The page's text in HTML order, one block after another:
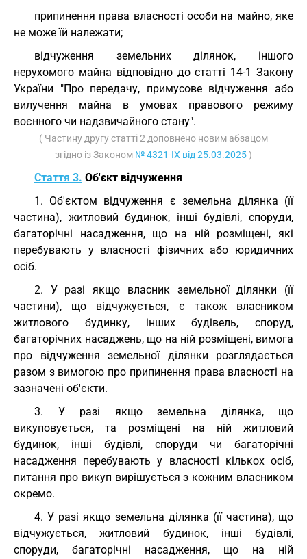
припинення права власності особи на майно, яке
не може їй належати;
відчуження земельних ділянок, іншого
нерухомого майна відповідно до статті 14-1 Закону
України "Про передачу, примусове відчуження або
вилучення майна в умовах правового режиму
воєнного чи надзвичайного стану".
( Частину другу статті 2 доповнено новим абзацом
згідно із Законом № 4321-IX від 25.03.2025)
Стаття 3. Об'єкт відчуження
1. Об'єктом відчуження є земельна ділянка (її
частина), житловий будинок, інші будівлі, споруди,
багаторічні насадження, що на ній розміщені, які
перебувають у власності фізичних або юридичних
осіб.
2. У разі якщо власник земельної ділянки (її
частини), що відчужується, є також власником
житлового будинку, інших будівель, споруд,
багаторічних насаджень, що на ній розміщені, вимога
про відчуження земельної ділянки розглядається
разом з вимогою про припинення права власності на
зазначені об'єкти.
3. У разі якщо земельна ділянка, що
викуповується, та розміщені на ній житловий
будинок, інші будівлі, споруди чи багаторічні
насадження перебувають у власності кількох осіб,
питання про викуп вирішується з кожним власником
окремо.
4. У разі якщо земельна ділянка (її частина), що
відчужується, житловий будинок, інші будівлі,
споруди, багаторічні насадження, що на ній